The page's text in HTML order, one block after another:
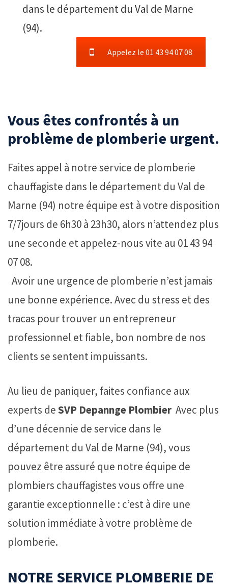
dans le département du Val de Marne
(94).
Appelez le 01 43 94 07 08
Vous êtes confrontés à un
problème de plomberie urgent.
Faites appel à notre service de plomberie
chauffagiste dans le département du Val de
Marne (94) notre équipe est à votre disposition
7/7jours de 6h30 à 23h30, alors n’attendez plus
une seconde et appelez-nous vite au 01 43 94
07 08.
Avoir une urgence de plomberie n’est jamais
une bonne expérience. Avec du stress et des
tracas pour trouver un entrepreneur
professionnel et fiable, bon nombre de nos
clients se sentent impuissants.
Au lieu de paniquer, faites confiance aux
experts deSVP Depannge Plombier Avec plus
d’une décennie de service dans le
département du Val de Marne (94), vous
pouvez être assuré que notre équipe de
plombiers chauffagistes vous offre une
garantie exceptionnelle : c’est à dire une
solution immédiate à votre problème de
plomberie.
NOTRE SERVICE PLOMBERIE DE